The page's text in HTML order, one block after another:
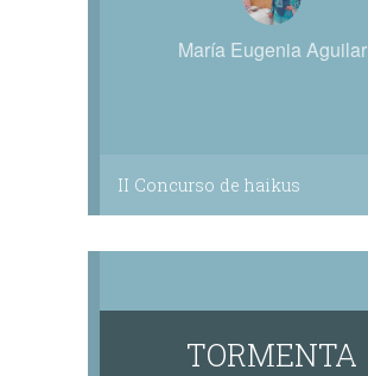
María Eugenia Aguilar
II Concurso de haikus
TORMENTA